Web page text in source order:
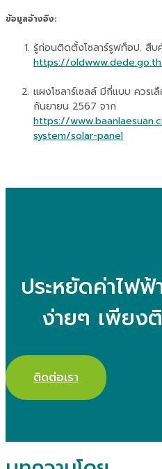
ข้อมูลอ้างอิง:
รู้ก่อนติดตั้งโซลาร์รูฟท็อป. สืบ
https://
แผงโซลาร์เซลล์ มีกี่แบบ ควรเ
กันยายน 2567 จาก
https://
system/solar-panel
ประหยัดค่าไฟ
ง่ายๆ เพียง
ติดต่อเรา